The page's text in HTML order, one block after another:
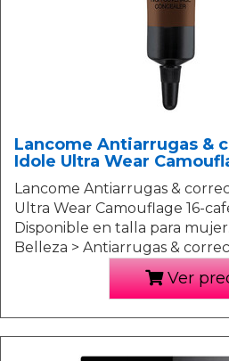
Lancome Antiarrugas &
Idole Ultra Wear
Lancome Antiarrugas &
Ultra Wear Camouflage 16-
Disponible en talla para
Belleza > Antiarrugas &
Ver